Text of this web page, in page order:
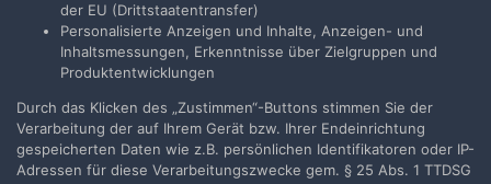
Anmelden
Du hast bereits ein Benutzerkonto? Melde Dich hier an.
der EU (Drittstaatentransfer)
Personalisierte Anzeigen und Inhalte, Anzeigen- und
Inhaltsmessungen, Erkenntnisse über Zielgruppen und
Produktentwicklungen
Durch das Klicken des „Zustimmen“-Buttons stimmen Sie der
Verarbeitung der auf Ihrem Gerät bzw. Ihrer Endeinrichtung
gespeicherten Daten wie z.B. persönlichen Identifikatoren oder IP-
Adressen für diese Verarbeitungszwecke gem. § 25 Abs. 1 TTDSG